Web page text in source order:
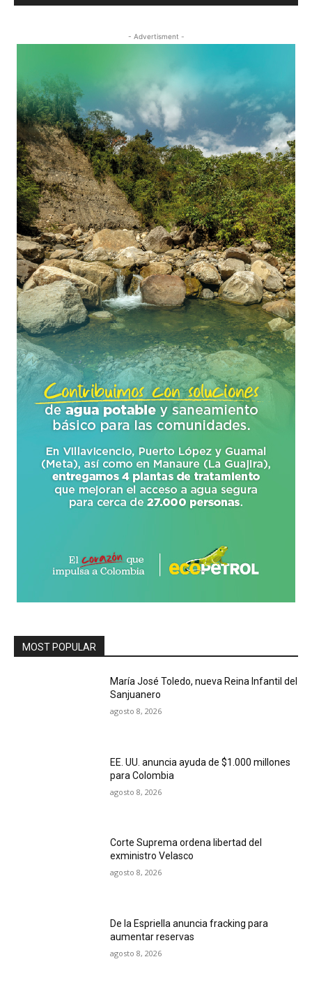
- Advertisment -
MOST POPULAR
María José Toledo, nueva Reina Infantil del
Sanjuanero
agosto 8, 2026
EE. UU. anuncia ayuda de $1.000 millones
para Colombia
agosto 8, 2026
Corte Suprema ordena libertad del
exministro Velasco
agosto 8, 2026
De la Espriella anuncia fracking para
aumentar reservas
agosto 8, 2026